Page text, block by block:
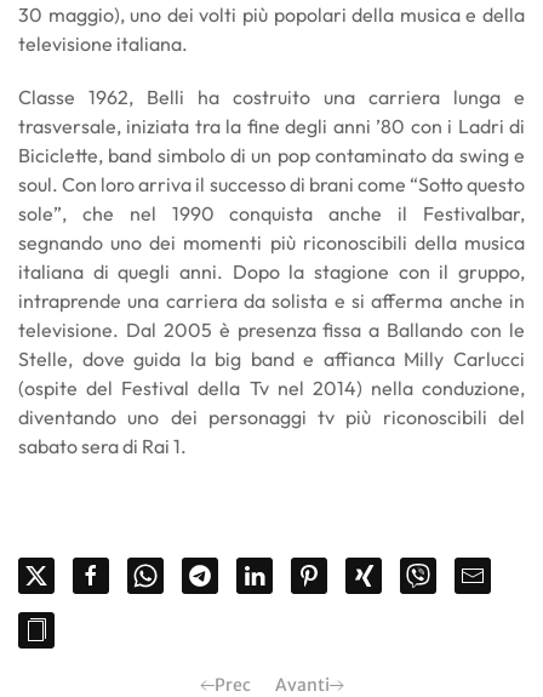
30 maggio), uno dei volti più popolari della musica e della
televisione italiana.
Classe 1962, Belli ha costruito una carriera lunga e
trasversale, iniziata tra la fine degli anni ’80 con i Ladri di
Biciclette, band simbolo di un pop contaminato da swing e
soul. Con loro arriva il successo di brani come “Sotto questo
sole”, che nel 1990 conquista anche il Festivalbar,
segnando uno dei momenti più riconoscibili della musica
italiana di quegli anni. Dopo la stagione con il gruppo,
intraprende una carriera da solista e si afferma anche in
televisione. Dal 2005 è presenza fissa a Ballando con le
Stelle, dove guida la big band e affianca Milly Carlucci
(ospite del Festival della Tv nel 2014) nella conduzione,
diventando uno dei personaggi tv più riconoscibili del
sabato sera di Rai 1.
Prec Avanti